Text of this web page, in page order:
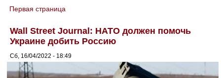
You are here
Первая страница
Wall Street Journal: НАТО должен помочь
Украине добить Россию
Сб, 16/04/2022 - 18:49